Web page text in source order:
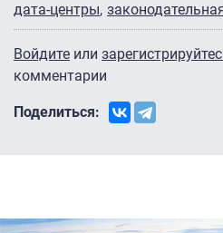
дата-центры
Войдите или
комментарии
Поделиться: